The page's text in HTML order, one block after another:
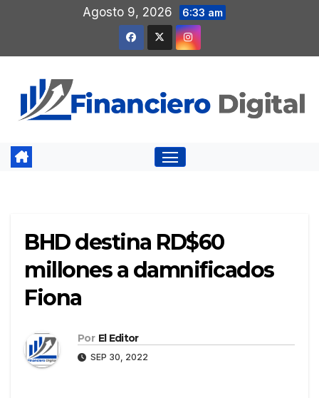
contenido
Agosto 9, 2026 6:33 am
BHD destina RD$60
millones a damnificados
Fiona
Por El Editor
SEP 30, 2022